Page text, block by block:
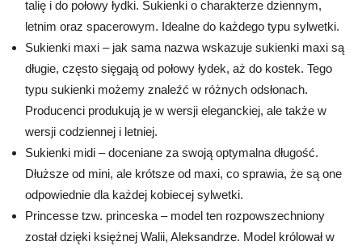
talię i do połowy łydki. Sukienki o charakterze dziennym,
letnim oraz spacerowym. Idealne do każdego typu sylwetki.
Sukienki maxi – jak sama nazwa wskazuje sukienki maxi są
długie, często sięgają od połowy łydek, aż do kostek. Tego
typu sukienki możemy znaleźć w różnych odsłonach.
Producenci produkują je w wersji eleganckiej, ale także w
wersji codziennej i letniej.
Sukienki midi – doceniane za swoją optymalna długość.
Dłuższe od mini, ale krótsze od maxi, co sprawia, że są one
odpowiednie dla każdej kobiecej sylwetki.
Princesse tzw. princeska – model ten rozpowszechniony
został dzięki księżnej Walii, Aleksandrze. Model królował w